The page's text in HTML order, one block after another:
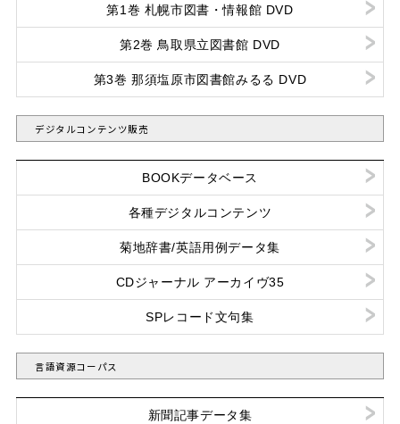
第1巻 札幌市図書・情報館 DVD
第2巻 鳥取県立図書館 DVD
第3巻 那須塩原市図書館みるる DVD
デジタルコンテンツ販売
BOOKデータベース
各種デジタルコンテンツ
菊地辞書/英語用例データ集
CDジャーナル アーカイヴ35
SPレコード文句集
言語資源コーパス
新聞記事データ集